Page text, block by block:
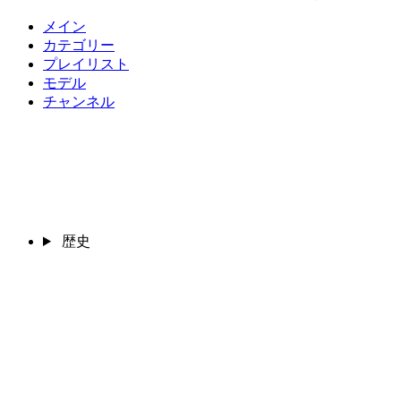
メイン
カテゴリー
プレイリスト
モデル
チャンネル
歴史